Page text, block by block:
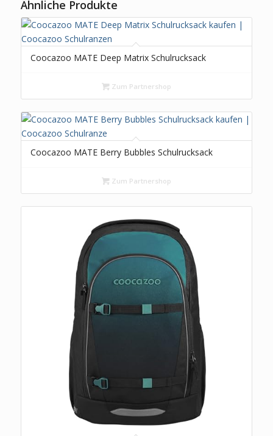
Ähnliche Produkte
Coocazoo MATE Deep Matrix Schulrucksack
Zum Partnershop
Coocazoo MATE Berry Bubbles Schulrucksack
Zum Partnershop